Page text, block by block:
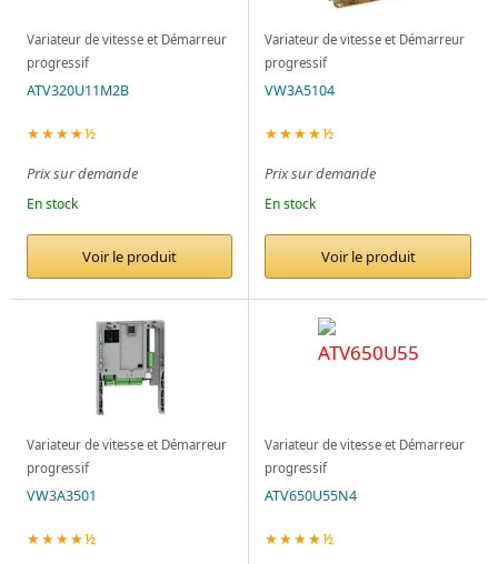
Variateur de vitesse et Démarreur
progressif
ATV320U11M2B
★★★★½
Prix sur demande
En stock
Voir le produit
Variateur de vitesse et Démarreur
progressif
VW3A5104
★★★★½
Prix sur demande
En stock
Voir le produit
Variateur de vitesse et Démarreur
progressif
VW3A3501
★★★★½
Variateur de vitesse et Démarreur
progressif
ATV650U55N4
★★★★½